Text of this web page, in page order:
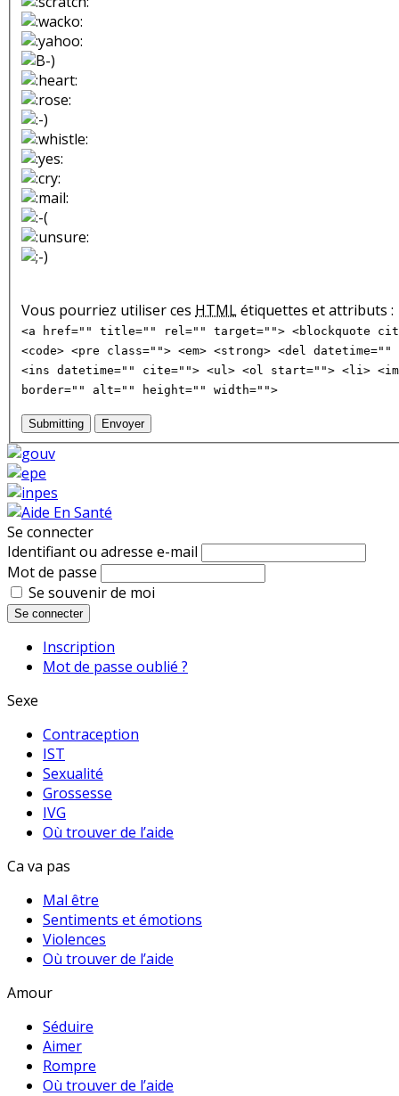
Vous pourriez utiliser ces HTMLétiquettes et attributs :
<a href="" title="" rel="" target=""> <blockquote
<code> <pre class=""> <em> <strong> <del
<ins datetime="" cite=""> <ul> <ol start=""> <li>
border="" alt="" height="" width="">
Submitting Envoyer
Se connecter
Identifiant ou adresse e-mail
Mot de passe
Se souvenir de moi
Se connecter
Inscription
Mot de passe oublié ?
Sexe
Contraception
IST
Sexualité
Grossesse
IVG
Où trouver de l’aide
Ca va pas
Mal être
Sentiments et émotions
Violences
Où trouver de l’aide
Amour
Séduire
Aimer
Rompre
Où trouver de l’aide